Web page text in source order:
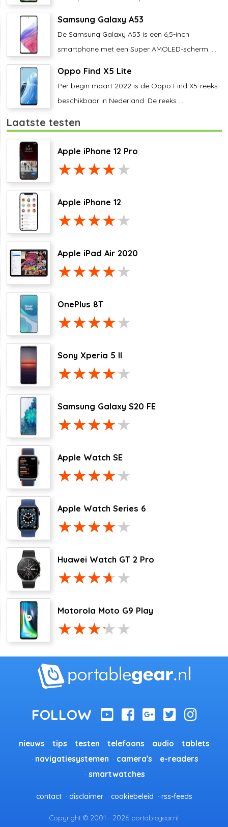
Samsung Galaxy A53
De Samsung Galaxy A53 is een 6,5-inch
smartphone met een Super AMOLED-scherm. ...
Oppo Find X5 Lite
Per begin maart 2022 is de Oppo Find X5-reeks
beschikbaar in Nederland. De reeks ...
Laatste testen
Apple iPhone 12 Pro
Apple iPhone 12
Apple iPad Air 2020
OnePlus 8T
Sony Xperia 5 II
Samsung Galaxy S20 FE
Apple Watch SE
Apple Watch Series 6
Huawei Watch GT 2 Pro
Motorola Moto G9 Play
nieuws tips testen telefoons audio
tablets
navigatiesystemen
camera's
e-readers
smartwatches
contact disclaimer cookiebeleid rss-feeds
Copyright © 2001 - 2026 portablegear.nl